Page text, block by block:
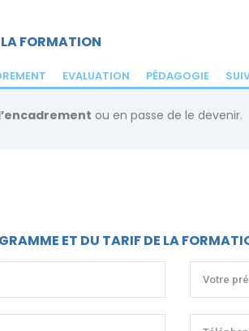
FORMATION
EVALUATION PÉDAGOGIE
ou en passe de le devenir.
ET DU TARIF DE LA